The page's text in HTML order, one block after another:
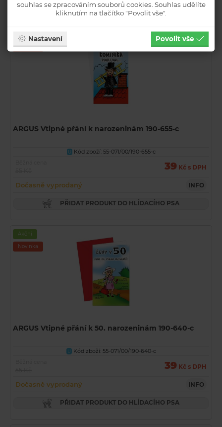
souhlas se zpracováním souborů cookies. Souhlas udělíte
kliknutím na tlačítko "Povolit vše".
Nastavení Povolit vše
PŘIDAT PRODUKT DO HLÍDACÍHO PSA
Akční
Novinka
ARGUS Vtipné přání k narozeninám 190-655-c
U Kód zboží: 55-071/00/190-655-c
39 Kč s DPH
Dočasně vyprodaný INFO
PŘIDAT PRODUKT DO HLÍDACÍHO PSA
Akční
Novinka
ARGUS Vtipné přání k 50. narozeninám 190-640-c
U Kód zboží: 55-071/00/190-640-c
39 Kč s DPH
Dočasně vyprodaný INFO
PŘIDAT PRODUKT DO HLÍDACÍHO PSA